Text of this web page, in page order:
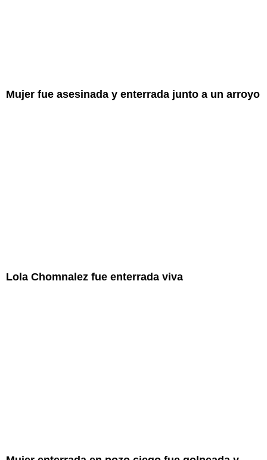
Mujer fue asesinada y enterrada junto a un arroyo
Lola Chomnalez fue enterrada viva